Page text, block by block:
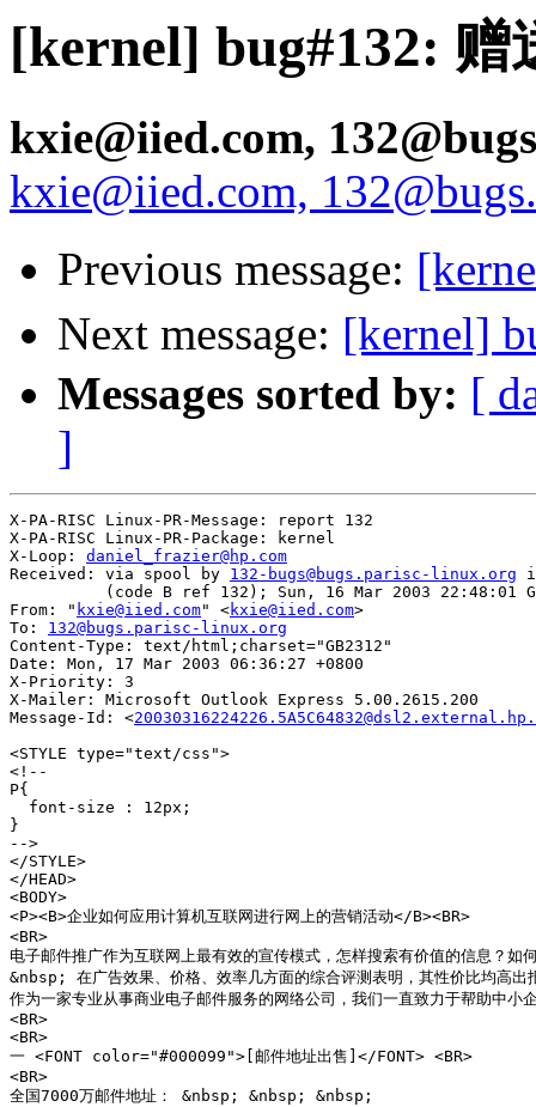
[kernel] bug#132: 赠
kxie@iied.com,
kxie@iied.com,
Previous message:
Next message: [kernel]
Messages sorted by: [
]
X-PA-RISC Linux-PR-Message: report 132
X-PA-RISC Linux-PR-Package: kernel
X-Loop: daniel_frazier@hp.com
Received: via spool by 132-bugs@bugs.parisc-linux.org
(code B ref 132); Sun, 16 Mar 2003 22:48:01
From: " kxie@iied.com" <kxie@iied.com>
To: 132@bugs.parisc-linux.org
Content-Type: text/html;charset="GB2312"
Date: Mon, 17 Mar 2003 06:36:27 +0800
X-Priority: 3
X-Mailer: Microsoft Outlook Express 5.00.2615.200
Message-Id: <
<STYLE type="text/css">
<!--
P{
  font-size : 12px;
}
-->
</STYLE>
</HEAD>
<BODY>
<P><B>企业如何应用计算机互联网进行网上的营销活动</B><BR>
<BR>
电子邮件推广作为互联网上最有效的宣传模式，怎样搜索有价值的信息？
&nbsp; 在广告效果、价格、效率几方面的综合评测表明，其性价比均高出
作为一家专业从事商业电子邮件服务的网络公司，我们一直致力于帮助中
<BR>
<BR>
一 <FONT color="#000099">[邮件地址出售]</FONT> <BR>
<BR>
全国7000万邮件地址： &nbsp; &nbsp; &nbsp;